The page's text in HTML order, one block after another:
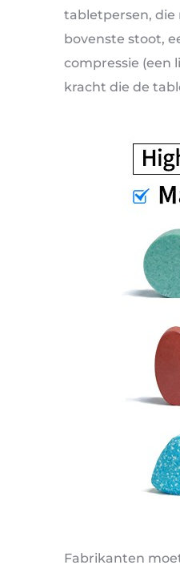
tabletpersen, die
bovenste stoot,
compressie (een
kracht die de
Fabrikanten